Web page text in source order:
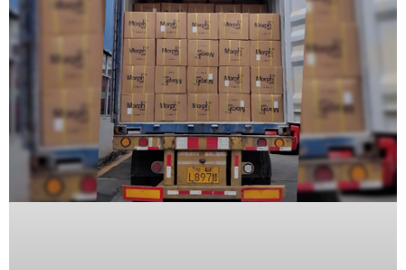
Memorias
Servidores
de
Aplicación Unidades
de Estado
Sólido
(SSD)
Software
VMS y